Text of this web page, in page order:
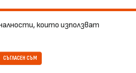
които използват
СЪГЛАСЕН СЪМ